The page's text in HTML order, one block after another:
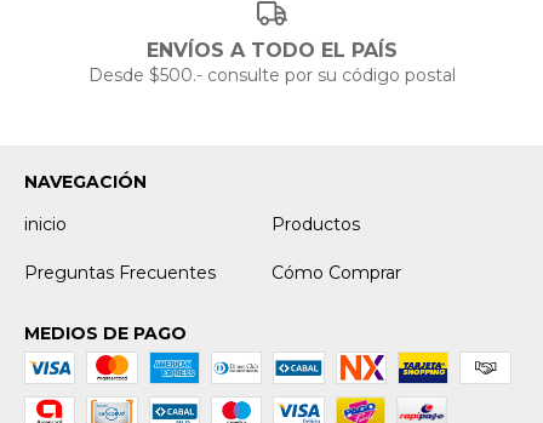
ENVÍOS A TODO EL PAÍS
Desde $500.- consulte por su código postal
NAVEGACIÓN
inicio
Productos
Preguntas Frecuentes Cómo Comprar
MEDIOS DE PAGO